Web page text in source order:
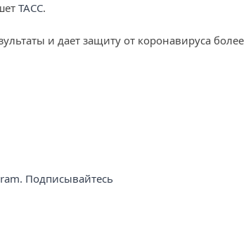
ТАСС.
и дает защиту от коронавируса
Подписывайтесь